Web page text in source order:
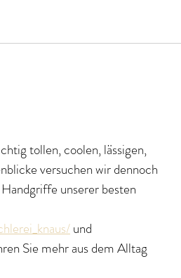
tollen, coolen, lässigen,
versuchen wir dennoch
unserer besten
und
Sie mehr aus dem Alltag